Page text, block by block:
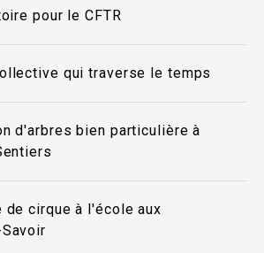
pour le CFTR
qui traverse le temps
d'arbres bien particulière à
de cirque à l'école aux